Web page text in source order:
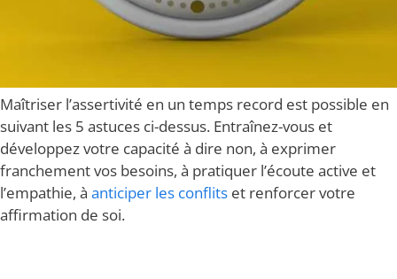
Maîtriser l’assertivité en un temps record est possible en
suivant les 5 astuces ci-dessus. Entraînez-vous et
développez votre capacité à dire non, à exprimer
franchement vos besoins, à pratiquer l’écoute active et
l’empathie, à anticiper les conflits et renforcer votre
affirmation de soi.